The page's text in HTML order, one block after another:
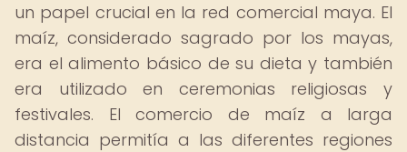
un papel crucial en la red comercial maya. El
maíz, considerado sagrado por los mayas,
era el alimento básico de su dieta y también
era utilizado en ceremonias religiosas y
festivales. El comercio de maíz a larga
distancia permitía a las diferentes regiones